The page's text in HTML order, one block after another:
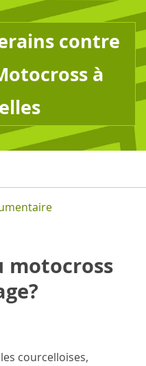
contre
à
motocross
courcelloises,